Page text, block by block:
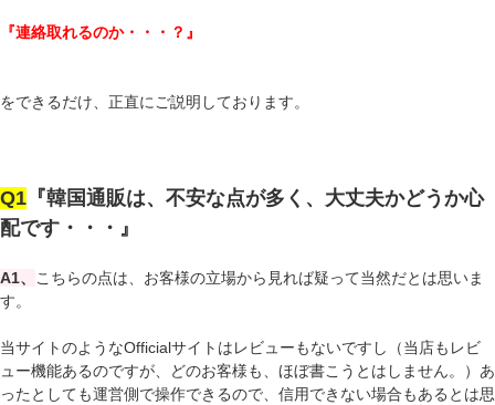
『連絡取れるのか・・・？』
をできるだけ、正直にご説明しております。
Q1 『韓国通販は、不安な点が多く、大丈夫かどうか心
配です・・・』
A1、 こちらの点は、お客様の立場から見れば疑って当然だとは思いま
す。
当サイトのようなOfficialサイトはレビューもないですし（当店もレビ
ュー機能あるのですが、どのお客様も、ほぼ書こうとはしません。）あ
ったとしても運営側で操作できるので、信用できない場合もあるとは思